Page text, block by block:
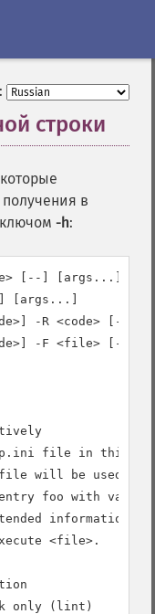
строки
получения в
-h:
[--] [args...]
[args...]
-R <code> [-E
-F <file> [-E
file in this
will be used
foo with value
information
<file>.
only (lint)